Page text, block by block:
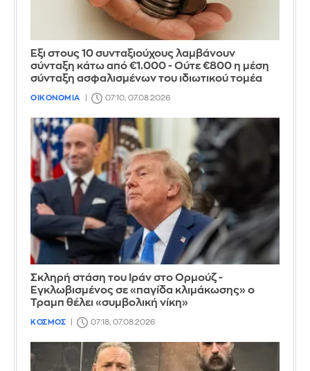
Έξι στους 10 συνταξιούχους λαμβάνουν
σύνταξη κάτω από €1.000 - Ούτε €800 η μέση
σύνταξη ασφαλισμένων του ιδιωτικού τομέα
ΟΙΚΟΝΟΜΙΑ 07:10, 07.08.2026
Σκληρή στάση του Ιράν στο Ορμούζ -
Εγκλωβισμένος σε «παγίδα κλιμάκωσης» ο
Τραμπ θέλει «συμβολική νίκη»
ΚΟΣΜΟΣ 07:18, 07.08.2026